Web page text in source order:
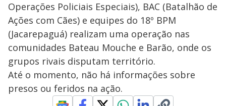
Operações Policiais Especiais), BAC (Batalhão de
Ações com Cães) e equipes do 18º BPM
(Jacarepaguá) realizam uma operação nas
comunidades Bateau Mouche e Barão, onde os
grupos rivais disputam território.
Até o momento, não há informações sobre
presos ou feridos na ação.